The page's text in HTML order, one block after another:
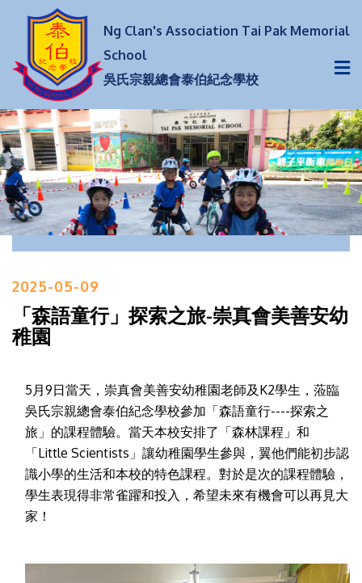
Ng Clan's Association Tai Pak Memorial
School
吳氏宗親總會泰伯紀念學校
2025-05-09
「森語童行」探索之旅-崇真會美善安幼
稚園
5月9日當天，崇真會美善安幼稚園老師及K2學生，蒞臨
吳氏宗親總會泰伯紀念學校參加「森語童行----探索之
旅」的課程體驗。當天本校安排了「森林課程」和
「Little Scientists」讓幼稚園學生參與，翼他們能初步認
識小學的生活和本校的特色課程。對於是次的課程體驗，
學生表現得非常雀躍和投入，希望未來有機會可以再見大
家！